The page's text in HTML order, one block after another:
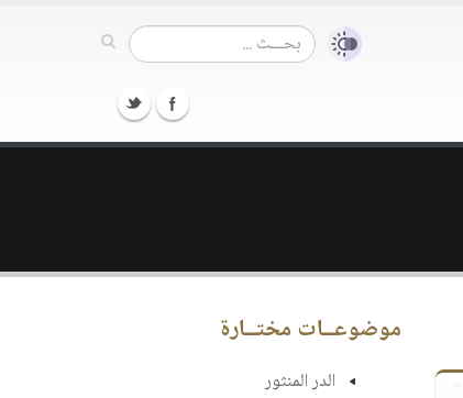
موضوعــات مختــارة
الدر المنثور